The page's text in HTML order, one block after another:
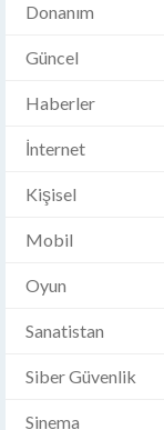
Donanım
Güncel
Haberler
İnternet
Kişisel
Mobil
Oyun
Sanatistan
Siber Güvenlik
Sinema